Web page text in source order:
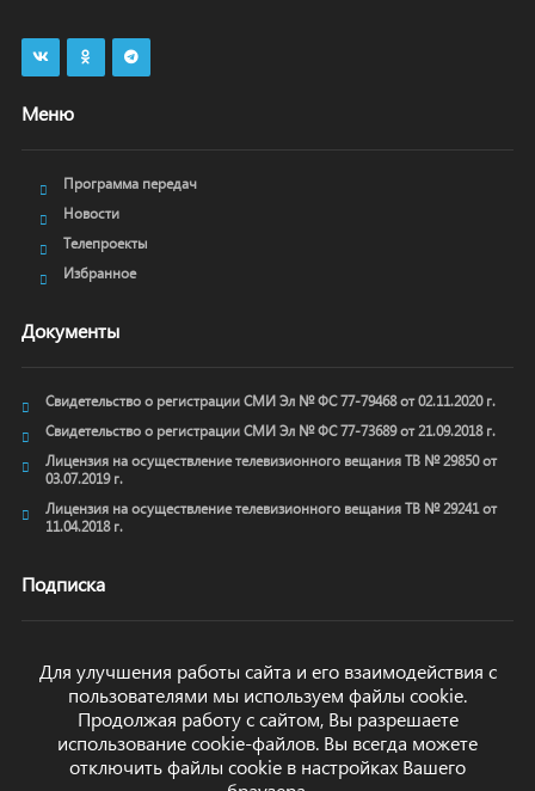
Меню
Программа передач
Новости
Телепроекты
Избранное
Документы
Свидетельство о регистрации СМИ Эл № ФС 77-79468 от 02.11.2020 г.
Свидетельство о регистрации СМИ Эл № ФС 77-73689 от 21.09.2018 г.
Лицензия на осуществление телевизионного вещания ТВ № 29850 от
03.07.2019 г.
Лицензия на осуществление телевизионного вещания ТВ № 29241 от
11.04.2018 г.
Подписка
ОТПРАВИТЬ
Для улучшения работы сайта и его взаимодействия с
пользователями мы используем файлы cookie.
Продолжая работу с сайтом, Вы разрешаете
использование cookie-файлов. Вы всегда можете
отключить файлы cookie в настройках Вашего